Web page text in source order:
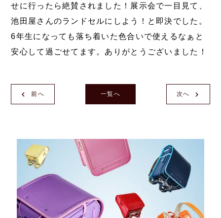
せに行ったら絶賛されました！展示会で一目見て、
池田屋さんのランドセルにしよう！と即決でした。
6年生になっても落ち着いた色合いで使えるなぁと
安心して過ごせてます。ありがとうございました！
前へ 次へ
一覧へ